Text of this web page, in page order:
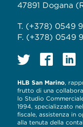
47891 Dogana
T. (+378) 0549
F. (+378) 0549
HLB San Marino,
frutto di una
lo Studio
1994, specializzato
fiscale, assistenza in
alla tenuta della